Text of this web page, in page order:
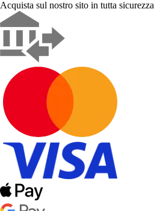
Acquista sul nostro sito in tutta sicurezza